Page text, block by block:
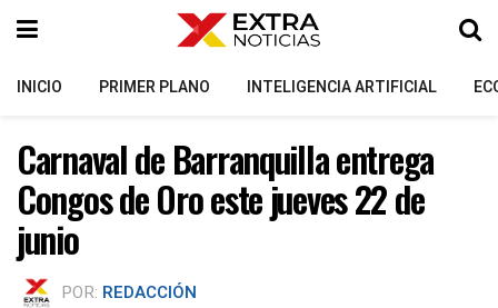
INICIO PRIMER PLANO INTELIGENCIA ARTIFICIAL
Carnaval de Barranquilla entrega
Congos de Oro este jueves 22 de
junio
POR: REDACCIÓN